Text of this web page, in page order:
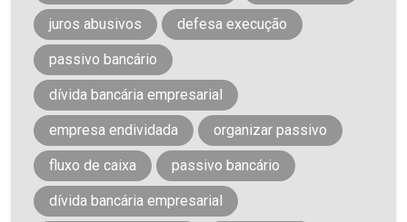
juros abusivos defesa execução
passivo bancário
dívida bancária empresarial
empresa endividada organizar passivo
fluxo de caixa passivo bancário
dívida bancária empresarial